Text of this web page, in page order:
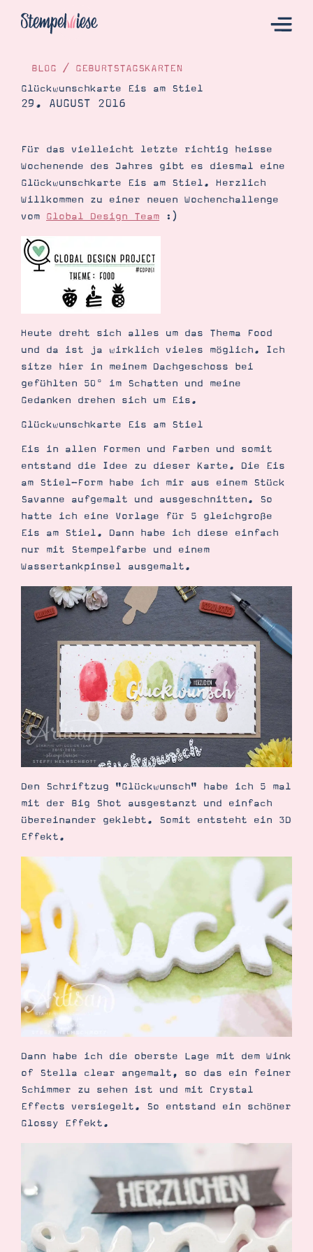
Katalog
Bestellen
Kontakt
Angebote
Blog
Gutscheine
Produkte erklärt
Über Stampin’ Up!
Tipps & Tricks
Ordnungstipps
Suche Impressum Datenschutz
BLOG / GEBURTSTAGSKARTEN
Glückwunschkarte Eis am Stiel
29. AUGUST 2016
Für das vielleicht letzte richtig heisse
Wochenende des Jahres gibt es diesmal eine
Glückwunschkarte Eis am Stiel. Herzlich
Willkommen zu einer neuen Wochenchallenge
vom Global Design Team :)
Heute dreht sich alles um das Thema Food
und da ist ja wirklich vieles möglich. Ich
sitze hier in meinem Dachgeschoss bei
gefühlten 50° im Schatten und meine
Gedanken drehen sich um Eis.
Glückwunschkarte Eis am Stiel
Eis in allen Formen und Farben und somit
entstand die Idee zu dieser Karte. Die Eis
am Stiel-Form habe ich mir aus einem Stück
Savanne aufgemalt und ausgeschnitten. So
hatte ich eine Vorlage für 5 gleichgroße
Eis am Stiel. Dann habe ich diese einfach
nur mit Stempelfarbe und einem
Wassertankpinsel ausgemalt.
Den Schriftzug "Glückwunsch" habe ich 5 mal
mit der Big Shot ausgestanzt und einfach
übereinander geklebt. Somit entsteht ein 3D
Effekt.
Dann habe ich die oberste Lage mit dem Wink
of Stella clear angemalt, so das ein feiner
Schimmer zu sehen ist und mit Crystal
Effects versiegelt. So entstand ein schöner
Glossy Effekt.